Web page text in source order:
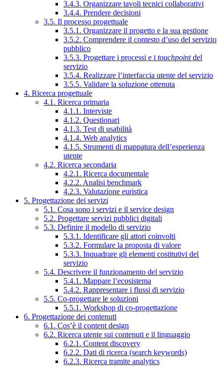
3.4.3. Organizzare tavoli tecnici collaborativi
3.4.4. Prendere decisioni
3.5. Il processo progettuale
3.5.1. Organizzare il progetto e la sua gestione
3.5.2. Comprendere il contesto d’uso del servizio
pubblico
3.5.3. Progettare i processi e i touchpointdel
servizio
3.5.4. Realizzare l’interfaccia utente del servizio
3.5.5. Validare la soluzione ottenuta
4. Ricerca progettuale
4.1. Ricerca primaria
4.1.1. Interviste
4.1.2. Questionari
4.1.3. Test di usabilità
4.1.4. Web analytics
4.1.5. Strumenti di mappatura dell’esperienza
utente
4.2. Ricerca secondaria
4.2.1. Ricerca documentale
4.2.2. Analisi benchmark
4.2.3. Valutazione euristica
5. Progettazione dei servizi
5.1. Cosa sono i servizi e il service design
5.2. Progettare servizi pubblici digitali
5.3. Definire il modello di servizio
5.3.1. Identificare gli attori coinvolti
5.3.2. Formulare la proposta di valore
5.3.3. Inquadrare gli elementi costitutivi del
servizio
5.4. Descrivere il funzionamento del servizio
5.4.1. Mappare l’ecosistema
5.4.2. Rappresentare i flussi di servizio
5.5. Co-progettare le soluzioni
5.5.1. Workshop di co-progettazione
6. Progettazione dei contenuti
6.1. Cos’è il content design
6.2. Ricerca utente sui contenuti e il linguaggio
6.2.1. Content discovery
6.2.2. Dati di ricerca (search keywords)
6.2.3. Ricerca tramite analytics